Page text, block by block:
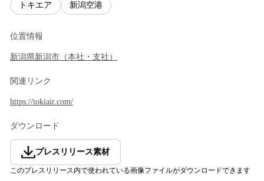
トキエア 新潟空港
位置情報
新潟県新潟市 （本社・支社 ）
関連リンク
https://tokiair.com/
ダウンロード
プレスリリース素材
このプレスリリース内で使われている画像ファイルがダウンロードできます